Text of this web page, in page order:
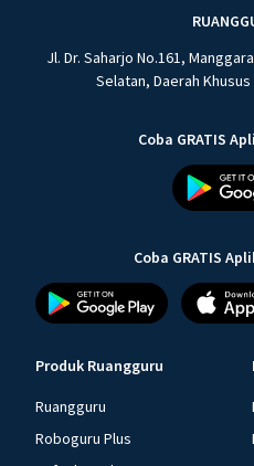
Jl. Dr. Saharjo No.161,
Selatan, Daerah
Coba GRATIS
Coba GRATIS
Produk Ruangguru
Ruangguru
Roboguru Plus